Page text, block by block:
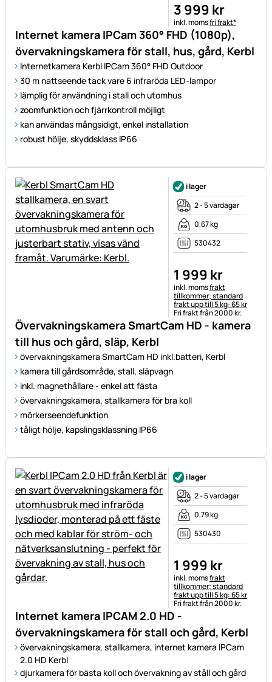
Internet kamera IPCam 360° FHD (1080p),
övervakningskamera för stall, hus, gård, Kerbl
Internetkamera Kerbl IPCam 360° FHD Outdoor
30 m nattseende tack vare 6 infraröda LED-lampor
lämplig för användning i stall och utomhus
zoomfunktion och fjärrkontroll möjligt
kan användas mångsidigt, enkel installation
robust hölje, skyddsklass IP66
3 999 kr
Skatteinformation:
inkl. momsfri frakt*
Övervakningskamera SmartCam HD - kamera
till hus och gård, släp, Kerbl
övervakningskamera SmartCam HD inkl.batteri, Kerbl
kamera till gårdsområde, stall, släpvagn
inkl. magnethållare - enkel att fästa
övervakningskamera, stallkamera för bra koll
mörkerseendefunktion
tåligt hölje, kapslingsklassning IP66
i lager
2 - 5 vardagar
0,67 kg
530432
1 999 kr
Skatteinformation:
inkl. momsfrakt
tillkommer; standard
frakt upp till 5 kg: 65 kr
Fri frakt från 2000 kr.
Internet kamera IPCAM 2.0 HD -
övervakningskamera för stall och gård, Kerbl
övervakningskamera, stallkamera, internet kamera IPCam
2.0 HD Kerbl
djurkamera för bästa koll och övervakning av ståll och gård
i lager
2 - 5 vardagar
0,79 kg
530430
1 999 kr
Skatteinformation:
inkl. momsfrakt
tillkommer; standard
frakt upp till 5 kg: 65 kr
Fri frakt från 2000 kr.